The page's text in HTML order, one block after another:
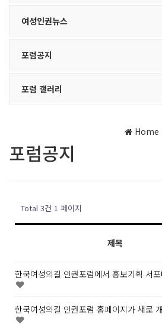
여성인권뉴스
포럼공지
포럼 갤러리
Home
포럼공지
Total 3건 1 페이지
제목
한국여성의길 인권포럼에서 홍보기획 서
한국여성의길 인권포럼 홈페이지가 새로